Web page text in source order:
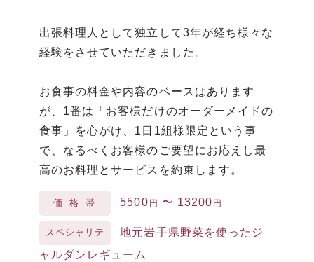
出張料理人として独立して3年が経ち様々な
経験をさせていただきました。
お食事の料金や内容のベースはあります
が、1番は「お客様だけのオーダーメイドの
食事」を心がけ、1日1組様限定という事
で、なるべくお客様のご要望にお応えし最
高のお料理とサービスを約束します。
価格帯 5500 円 〜 13200 円
スペシャリテ
地元岩手県野菜を使ったジ
ャルダンレギューム